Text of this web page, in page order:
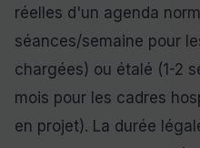
réelles d'un agenda
séances/semaine pour
chargées) ou étalé (1-2
mois pour les cadres
en projet). La durée